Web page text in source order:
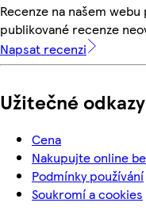
Recenze na našem
publikované recenze
Napsat recenzi
Užitečné odkazy
Cena
Nakupujte online
Podmínky používání
Soukromí a cookies